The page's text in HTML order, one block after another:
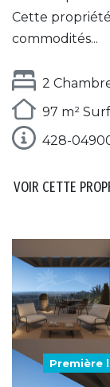
Cette
commodités...
2
97 m²
428-
VOIR CETTE
Première